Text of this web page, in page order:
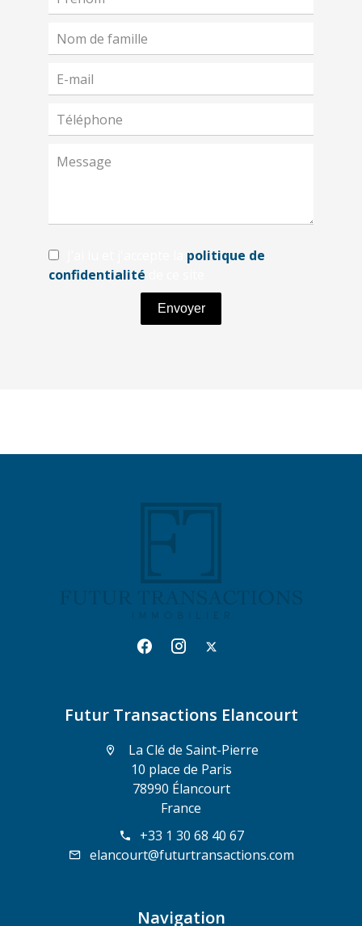
politique de
confidentialité
Envoyer
Futur Transactions Elancourt
La Clé de Saint-Pierre
10 place de Paris
78990 Élancourt
France
+33 1 30 68 40 67
elancourt@futurtransactions.com
Navigation